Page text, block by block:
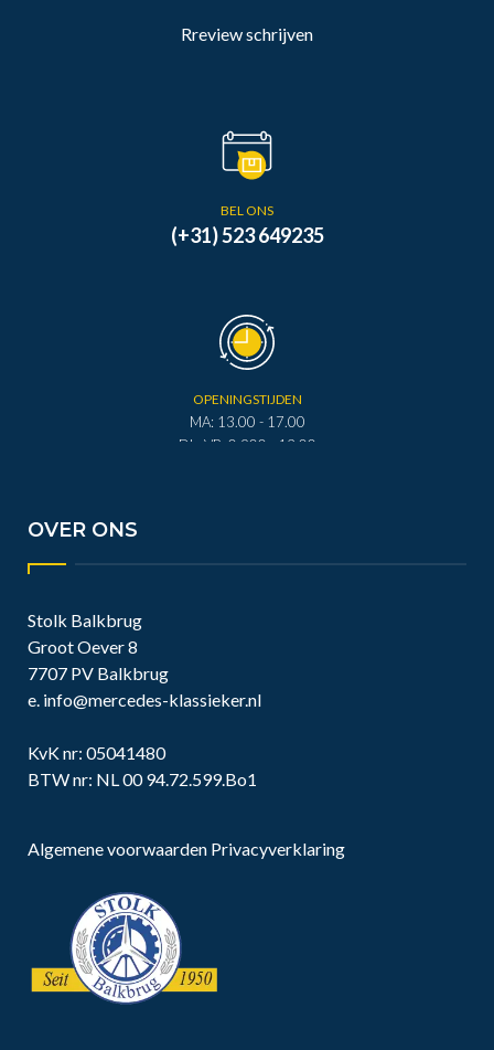
Rreview schrijven
BEL ONS
(+31) 523 649235
OPENINGSTIJDEN
MA: 13.00 - 17.00
DI - VR: 0.900 - 12.00
OVER ONS
Stolk Balkbrug
Groot Oever 8
7707 PV Balkbrug
e. info@mercedes-klassieker.nl
KvK nr: 05041480
BTW nr: NL 00 94.72.599.Bo1
Algemene voorwaarden Privacyverklaring